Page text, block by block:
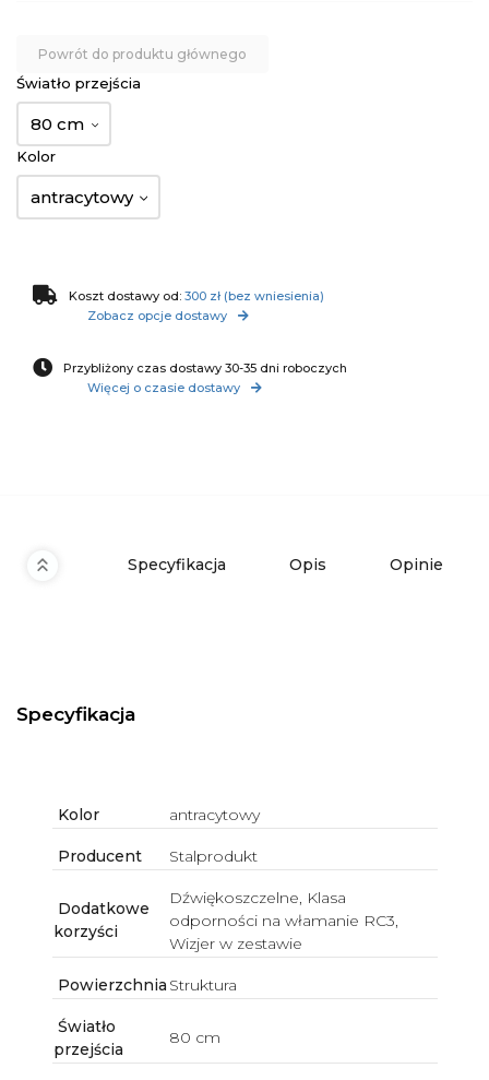
Powrót do produktu głównego
Światło przejścia
80 cm
Kolor
antracytowy
Koszt dostawy od: 300 zł (bez wniesienia)
Zobacz opcje dostawy
Przybliżony czas dostawy 30-35 dni roboczych
Więcej o czasie dostawy
Specyfikacja Opis Opinie
Specyfikacja
Kolor antracytowy
Producent Stalprodukt
Dodatkowe
korzyści
Dźwiękoszczelne, Klasa
odporności na włamanie RC3,
Wizjer w zestawie
Powierzchnia Struktura
Światło
przejścia
80 cm